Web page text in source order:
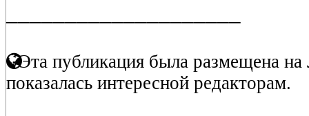
Эта публикация была размещена на
показалась интересной редакторам.